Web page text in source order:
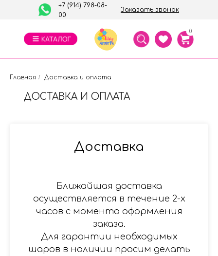
+7 (914) 798-08-
00
Заказать звонок
0
Главная / Доставка и оплата
ДОСТАВКА И ОПЛАТА
Доставка
Ближайшая доставка
осуществляется в течение 2-х
часов с момента оформления
заказа.
Для гарантии необходимых
шаров в наличии просим делать